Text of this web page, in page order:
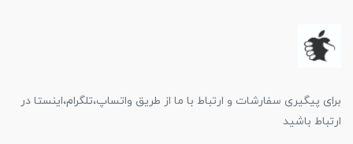
برای پیگیری سفارشات و ارتباط با ما از طریق واتساپ،تلگرام،اینستا در
ارتباط باشید